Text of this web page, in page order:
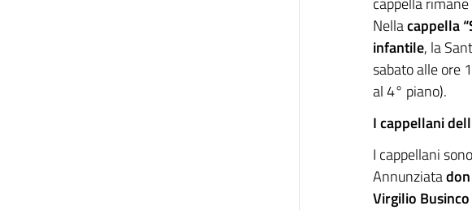
Nellacappella
infantile, la
sabato alle ore
al 4° piano).
I cappellani
I cappellani
Annunziata
Virgilio Businco